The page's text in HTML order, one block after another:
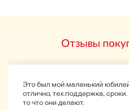
Детали продукта
◆ Продукт◆
Отзывы
Это был мой маленький
отлично, тех.поддержка,
то что они делают.